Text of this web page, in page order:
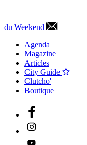
du Weekend
Agenda
Magazine
Articles
City Guide
Clutcho'
Boutique